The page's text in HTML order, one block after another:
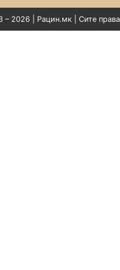
– 2026 | Рацин.мк | Сите